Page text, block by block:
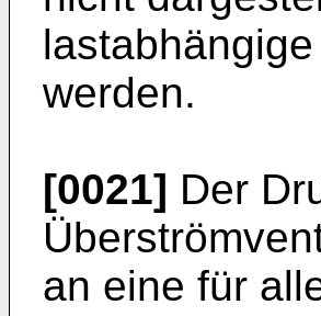
werden.
[0021] Der
an eine für